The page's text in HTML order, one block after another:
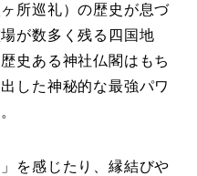
所巡礼）の歴史が息づ
が数多く残る四国地
史ある神社仏閣はもち
した神秘的な最強パワ
を感じたり、縁結びや